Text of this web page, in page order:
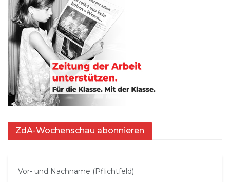
ZdA-Wochenschau abonnieren
Vor- und Nachname (Pflichtfeld)